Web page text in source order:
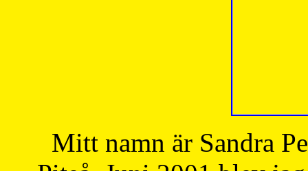
Mitt namn är Sandra